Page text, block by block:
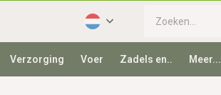
Verzorging Voer Zadels en.. Meer...